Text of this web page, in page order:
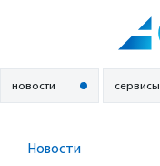
новости сервисы
Новости